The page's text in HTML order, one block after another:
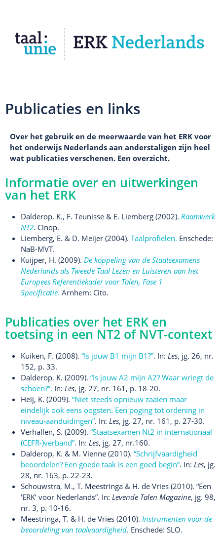
Publicaties en links
Over het gebruik en de meerwaarde van het ERK voor
het onderwijs Nederlands aan anderstaligen zijn heel
wat publicaties verschenen. Een overzicht.
Informatie over en uitwerkingen
van het ERK
Dalderop, K., F. Teunisse & E. Liemberg (2002). Raamwerk
NT2. Cinop.
Liemberg, E. & D. Meijer (2004). Taalprofielen. Enschede:
NaB-MVT.
Kuijper, H. (2009). De koppeling van de Staatsexamens
Nederlands als Tweede Taal Lezen en Luisteren aan het
Europees Referentiekader voor Talen, Fase 1
Specificatie. Arnhem: Cito.
Publicaties over het ERK en
toetsing in een NT2 of NVT-context
Kuiken, F. (2008). “Is jouw B1 mijn B1?”. In: Les, jg. 26, nr.
152, p. 33.
Dalderop, K. (2009). “Is jouw A2 mijn A2? Waar wringt de
schoen?”. In: Les, jg. 27, nr. 161, p. 18-20.
Heij, K. (2009). “Niet steeds opnieuw zaaien maar
eindelijk ook eens oogsten. Een poging tot ordening in
niveau-aanduidingen”. In: Les, jg. 27, nr. 161, p. 27-30.
Verhallen, S. (2009). “Staatsexamen Nt2 in internationaal
(CEFR-)verband”. In: Les, jg. 27, nr.160.
Dalderop, K. & M. Vienne (2010). “Schrijfvaardigheid
beoordelen? Een goede taak is een goed begin”. In: Les, jg.
28, nr. 163, p. 22-23.
Schouwstra, M., T. Meestringa & H. de Vries (2010). “Een
‘ERK’ voor Nederlands”. In: Levende Talen Magazine, jg. 98,
nr. 3, p. 10-16.
Meestringa, T. & H. de Vries (2010). Instrumenten voor de
beoordeling van taalvaardigheid. Enschede: SLO.